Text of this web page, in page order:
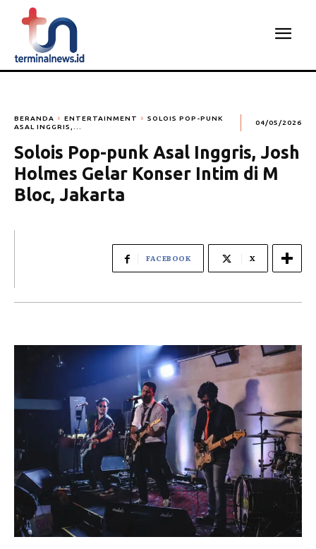
BERANDA ENTERTAINMENT
SOLOIS POP-PUNK
ASAL INGGRIS,...
04/05/2026
Solois Pop-punk Asal Inggris, Josh
Holmes Gelar Konser Intim di M
Bloc, Jakarta
FACEBOOK X